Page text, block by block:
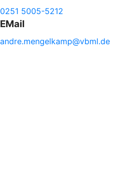
0251 5005-5212
EMail
andre.mengelkamp@vbml.de